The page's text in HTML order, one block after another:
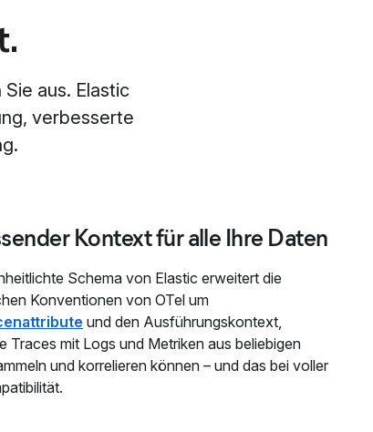
aus. Elastic
verbesserte
Kontext für alle Ihre Daten
Schema von Elastic erweitert die
Konventionen von OTel um
und den Ausführungskontext,
Traces mit Logs und Metriken aus beliebigen
und korrelieren können – und das bei voller